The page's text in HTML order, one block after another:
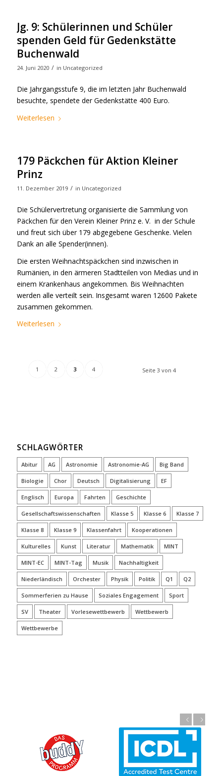
Jg. 9: Schülerinnen und Schüler
spenden Geld für Gedenkstätte
Buchenwald
24. Juni 2020 / in Uncategorized
Die Jahrgangsstufe 9, die im letzten Jahr Buchenwald
besuchte, spendete der Gedenkstätte 400 Euro.
Weiterlesen
179 Päckchen für Aktion Kleiner
Prinz
11. Dezember 2019 / in Uncategorized
Die Schülervertretung organisierte die Sammlung von
Päckchen für den Verein Kleiner Prinz e. V. in der Schule
und freut sich über 179 abgegebene Geschenke. Vielen
Dank an alle Spender(innen).
Die ersten Weihnachtspäckchen sind inzwischen in
Rumänien, in den ärmeren Stadtteilen von Medias und in
einem Krankenhaus angekommen. Bis Weihnachten
werden alle verteilt sein. Insgesamt waren 12600 Pakete
zusammen gekommen.
Weiterlesen
Seite 3 von 4
1 2 3 4
SCHLAGWÖRTER
Abitur AG Astronomie Astronomie-AG Big Band
Biologie Chor Deutsch Digitalisierung EF
Englisch Europa Fahrten Geschichte
Gesellschaftswissenschaften Klasse 5 Klasse 6 Klasse 7
Klasse 8 Klasse 9 Klassenfahrt Kooperationen
Kulturelles Kunst Literatur Mathematik MINT
MINT-EC MINT-Tag Musik Nachhaltigkeit
Niederländisch Orchester Physik Politik Q1 Q2
Sommerferien zu Hause Soziales Engagement Sport
SV Theater Vorlesewettbewerb Wettbewerb
Wettbewerbe